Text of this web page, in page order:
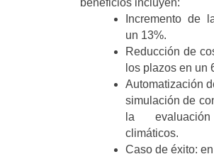
beneficios incluyen:
Incremento de
un 13%.
Reducción de
los plazos en un
Automatización
simulación de
la
climáticos.
Caso de éxito: